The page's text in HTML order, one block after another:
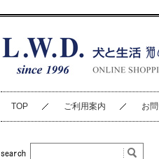
TOP ご利用案内 お